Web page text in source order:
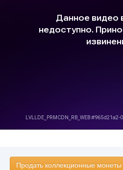
Продать коллекционные